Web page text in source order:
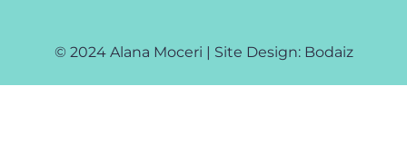
© 2024 Alana Moceri | Site Design: Bodaiz